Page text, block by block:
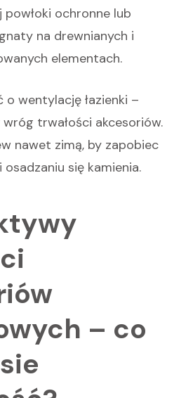
powłoki ochronne lub
na drewnianych i
elementach.
wentylację łazienki –
trwałości akcesoriów.
nawet zimą, by zapobiec
się kamienia.
– co